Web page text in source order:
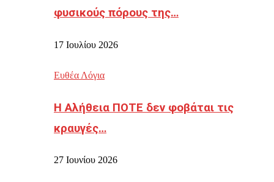
φυσικούς πόρους της…
17 Ιουλίου 2026
Ευθέα Λόγια
Η Αλήθεια ΠΟΤΕ δεν φοβάται τις
κραυγές…
27 Ιουνίου 2026